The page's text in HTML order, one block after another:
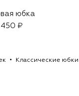
юбка
450 ₽
Классические